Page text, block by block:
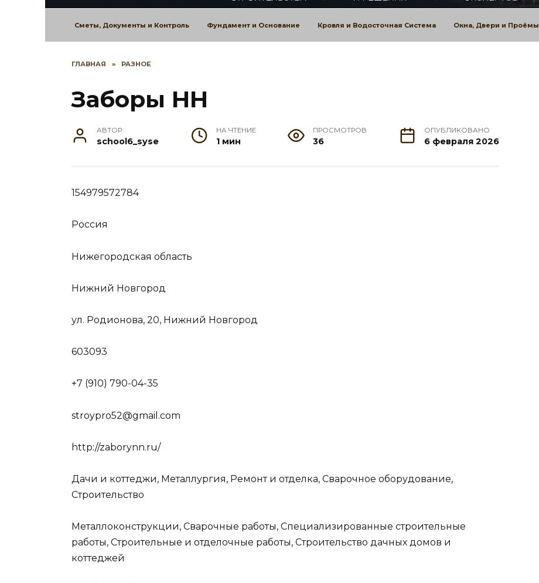
Сметы, Документы и Контроль Фундамент и Основание Кровля и Водосточная Система Окна, Двери и Проёмы
ГЛАВНАЯ » РАЗНОЕ
Заборы НН
АВТОР
school6_syse
НА ЧТЕНИЕ
1 мин
ПРОСМОТРОВ
36
ОПУБЛИКОВАНО
6 февраля 2026
154979572784
Россия
Нижегородская область
Нижний Новгород
ул. Родионова, 20, Нижний Новгород
603093
+7 (910) 790-04-35
stroypro52@gmail.com
http://zaborynn.ru/
Дачи и коттеджи, Металлургия, Ремонт и отделка, Сварочное оборудование,
Строительство
Металлоконструкции, Сварочные работы, Специализированные строительные
работы, Строительные и отделочные работы, Строительство дачных домов и
коттеджей